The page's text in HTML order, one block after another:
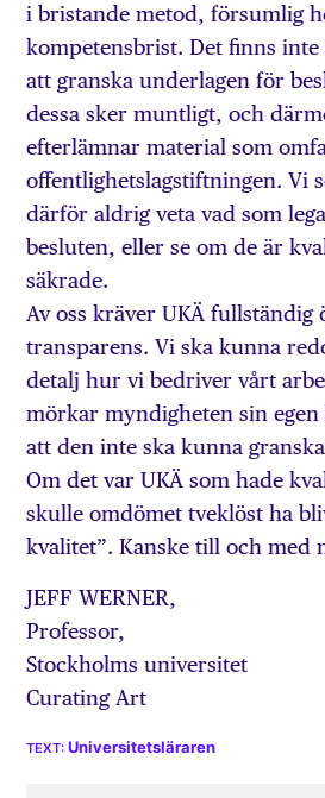
i bristande metod, försumlig­
kompetensbrist. Det finns
att granska underlagen för
dessa sker munt­ligt, och
efterlämnar ma­terial som
offentlighetslag­stiftningen. Vi
därför aldrig veta vad som
besluten, eller se om de är
säkrade.
Av oss kräver UKÄ fullständig
transparens. Vi ska kunna
detalj hur vi be­driver vårt
mörkar myndigheten sin
att den inte ska kunna
Om det var UKÄ som hade
skulle omdömet tveklöst ha
kvalitet”. Kanske till och med
JEFF WERNER,
Professor,
Stockholms universitet
Curating Art
Universitetsläraren